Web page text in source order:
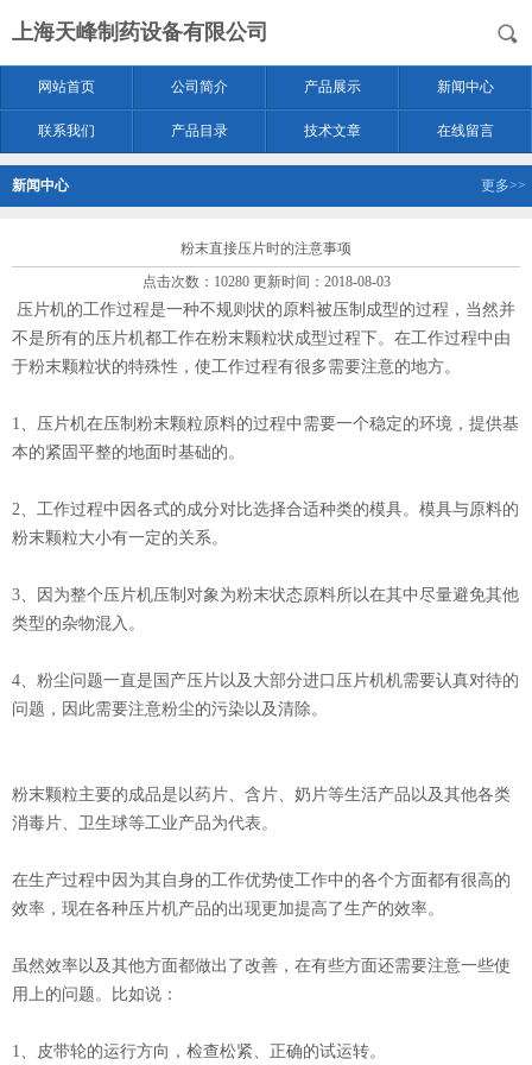
上海天峰制药设备有限公司
网站首页 公司简介 产品展示 新闻中心
联系我们 产品目录 技术文章 在线留言
新闻中心 更多>>
粉末直接压片时的注意事项
点击次数：10280 更新时间：2018-08-03
压片机的工作过程是一种不规则状的原料被压制成型的过程，当然并
不是所有的压片机都工作在粉末颗粒状成型过程下。在工作过程中由
于粉末颗粒状的特殊性，使工作过程有很多需要注意的地方。
1、压片机在压制粉末颗粒原料的过程中需要一个稳定的环境，提供基
本的紧固平整的地面时基础的。
2、工作过程中因各式的成分对比选择合适种类的模具。模具与原料的
粉末颗粒大小有一定的关系。
3、因为整个压片机压制对象为粉末状态原料所以在其中尽量避免其他
类型的杂物混入。
4、粉尘问题一直是国产压片以及大部分进口压片机机需要认真对待的
问题，因此需要注意粉尘的污染以及清除。
粉末颗粒主要的成品是以药片、含片、奶片等生活产品以及其他各类
消毒片、卫生球等工业产品为代表。
在生产过程中因为其自身的工作优势使工作中的各个方面都有很高的
效率，现在各种压片机产品的出现更加提高了生产的效率。
虽然效率以及其他方面都做出了改善，在有些方面还需要注意一些使
用上的问题。比如说：
1、皮带轮的运行方向，检查松紧、正确的试运转。